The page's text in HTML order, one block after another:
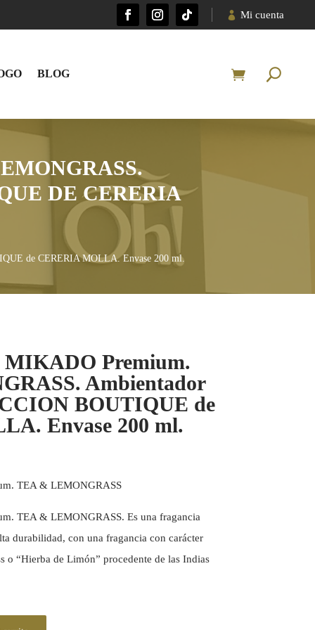
Mi cuenta
BLOG
DE CERERIA
de CERERIA MOLLA. Envase 200 ml.
Premium.
Ambientador
BOUTIQUE de
Envase 200 ml.
TEA & LEMONGRASS
TEA & LEMONGRASS. Es una fragancia
durabilidad, con una fragancia con carácter
o “Hierba de Limón” procedente de las Indias